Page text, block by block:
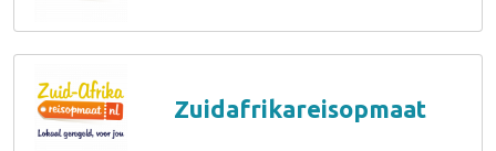
Zuidafrikareisopmaat